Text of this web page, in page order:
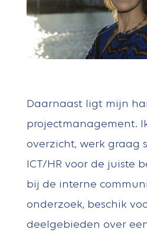
Daarnaast ligt mijn
projectmanagement.
overzicht, werk graag
ICT/HR voor de juiste
bij de interne
onderzoek, beschik
deelgebieden over